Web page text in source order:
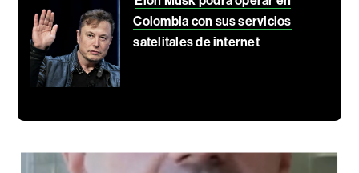
Colombia con sus servicios
satelitales de internet